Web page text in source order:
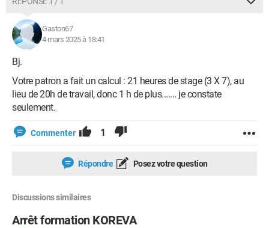
Gaston67
4 mars 2025 à 18:41
Bj.
Votre patron a fait un calcul : 21 heures de stage (3 X 7), au
lieu de 20h de travail, donc 1 h de plus....... je constate
seulement.
Commenter 1
Répondre Posez votre question
Discussions similaires
Arrêt formation KOREVA